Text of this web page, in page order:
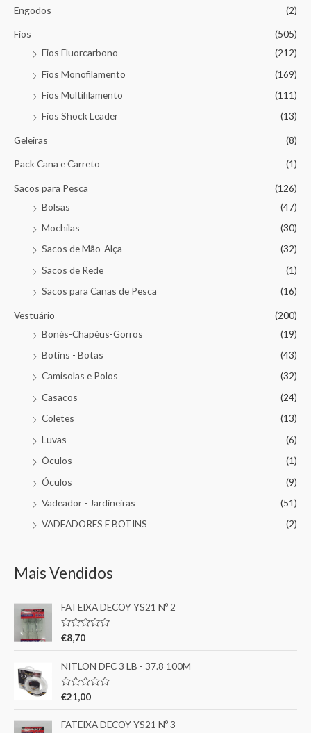
Engodos (2)
Fios
(505)
Fios Fluorcarbono
(212)
Fios Monofilamento
(169)
Fios Multifilamento
(111)
Fios Shock Leader
(13)
Geleiras (8)
Pack Cana e Carreto (1)
Sacos para Pesca
(126)
Bolsas
(47)
Mochilas
(30)
Sacos de Mão-Alça
(32)
Sacos de Rede
(1)
Sacos para Canas de Pesca
(16)
Vestuário
(200)
Bonés-Chapéus-Gorros
(19)
Botins - Botas
(43)
Camisolas e Polos
(32)
Casacos
(24)
Coletes
(13)
Luvas
(6)
Óculos
(1)
Óculos
(9)
Vadeador - Jardineiras
(51)
VADEADORES E BOTINS
(2)
Mais Vendidos
FATEIXA DECOY YS21 Nº 2
A
l
i
a
ã
d
€8,70
NITLON DFC 3 LB - 37.8 100M
A
l
€21,00
FATEIXA DECOY YS21 Nº 3